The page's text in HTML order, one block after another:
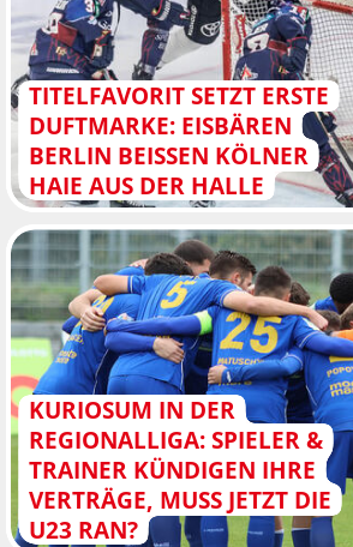
TITELFAVORIT SETZT ERSTE
DUFTMARKE: EISBÄREN
BERLIN BEISSEN KÖLNER H
AIE AUS DER HALLE
KURIOSUM IN DER
REGIONALLIGA: SPIELER &
TRAINER KÜNDIGEN IHRE
VERTRÄGE, MUSS JETZT DIE
U23 RAN?